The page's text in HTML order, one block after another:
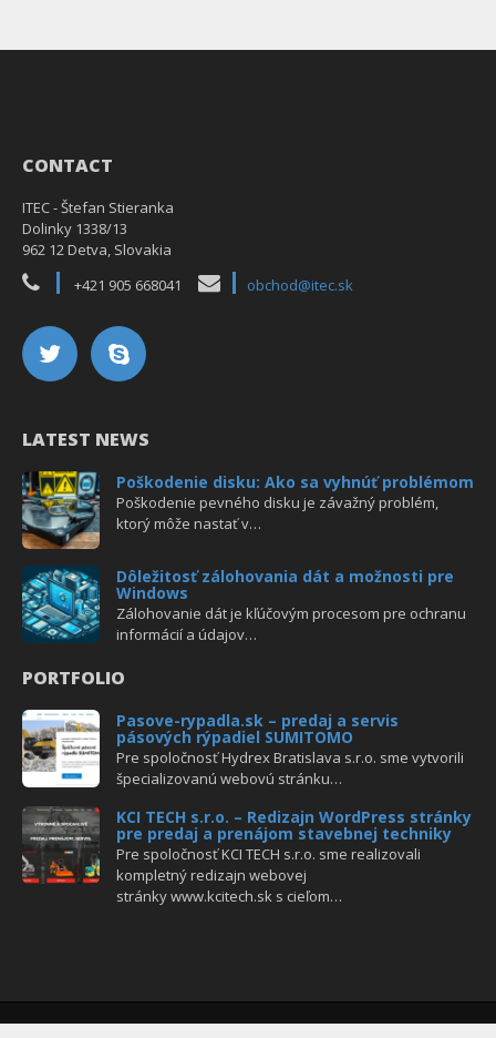
CONTACT
ITEC - Štefan Stieranka
Dolinky 1338/13
962 12 Detva, Slovakia
+421 905 668041
obchod@itec.sk
LATEST NEWS
Poškodenie disku: Ako sa vyhnúť problémom
Poškodenie pevného disku je závažný problém,
ktorý môže nastať v…
Dôležitosť zálohovania dát a možnosti pre
Windows
Zálohovanie dát je kľúčovým procesom pre ochranu
informácií a údajov…
PORTFOLIO
Pasove-rypadla.sk – predaj a servis
pásových rýpadiel SUMITOMO
Pre spoločnosť Hydrex Bratislava s.r.o. sme vytvorili
špecializovanú webovú stránku…
KCI TECH s.r.o. – Redizajn WordPress stránky
pre predaj a prenájom stavebnej techniky
Pre spoločnosť KCI TECH s.r.o. sme realizovali
kompletný redizajn webovej
stránky www.kcitech.sk s cieľom…
Copyright © Všetky práva vyhradené